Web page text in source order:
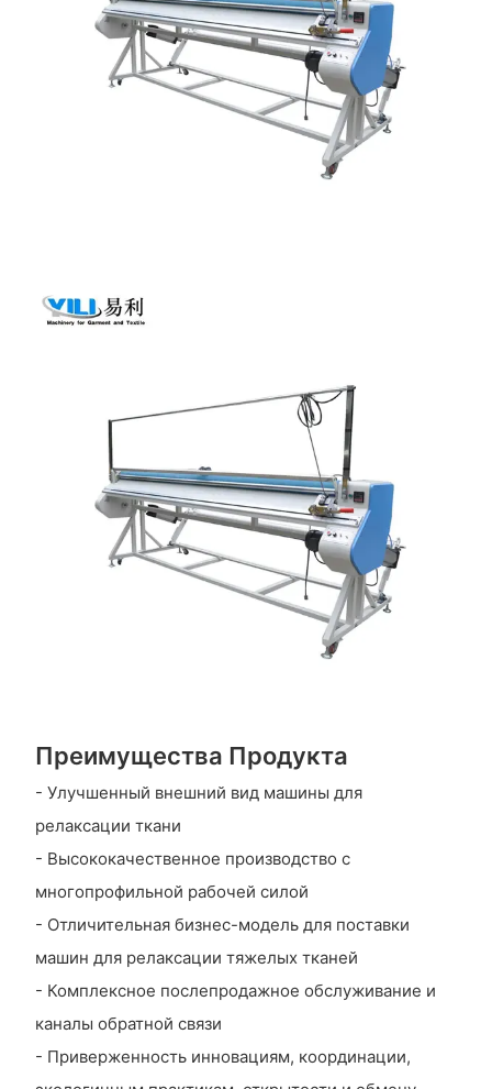
Преимущества Продукта
- Улучшенный внешний вид машины для
релаксации ткани
- Высококачественное производство с
многопрофильной рабочей силой
- Отличительная бизнес-модель для поставки
машин для релаксации тяжелых тканей
- Комплексное послепродажное обслуживание и
каналы обратной связи
- Приверженность инновациям, координации,